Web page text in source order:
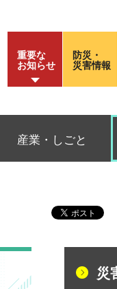
重要な
お知らせ
防災・
災害情報
産業・しごと
災